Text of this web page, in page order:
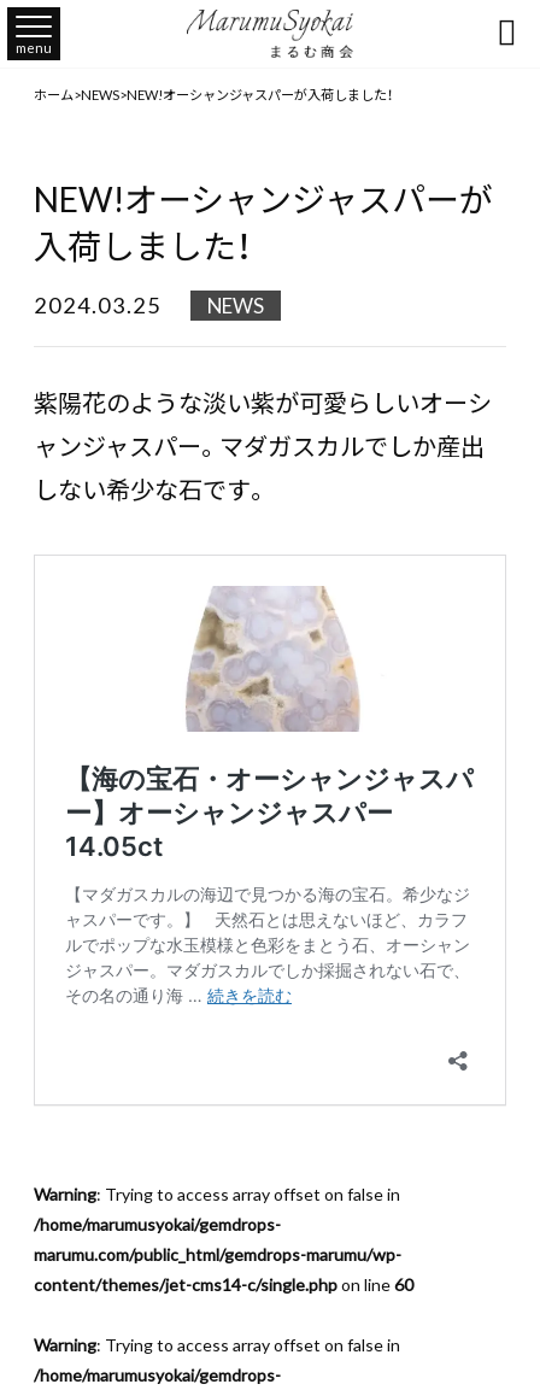
menu 
ホーム>NEWS>NEW!オーシャンジャスパーが入荷しました！
NEW!オーシャンジャスパーが
入荷しました！
2024.03.25 NEWS
紫陽花のような淡い紫が可愛らしいオーシ
ャンジャスパー。マダガスカルでしか産出
しない希少な石です。
Warning: Trying to access array offset on false in
/home/marumusyokai/gemdrops-
marumu.com/public_html/gemdrops-marumu/wp-
content/themes/jet-cms14-c/single.phpon line60
Warning: Trying to access array offset on false in
/home/marumusyokai/gemdrops-